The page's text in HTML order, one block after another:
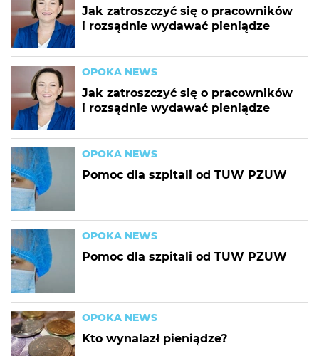
Jak zatroszczyć się o pracowników
i rozsądnie wydawać pieniądze
OPOKA NEWS
Jak zatroszczyć się o pracowników
i rozsądnie wydawać pieniądze
OPOKA NEWS
Pomoc dla szpitali od TUW PZUW
OPOKA NEWS
Pomoc dla szpitali od TUW PZUW
OPOKA NEWS
Kto wynalazł pieniądze?